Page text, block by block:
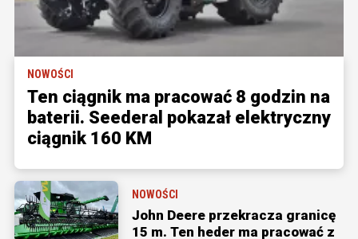
NOWOŚCI
Ten ciągnik ma pracować 8 godzin na
baterii. Seederal pokazał elektryczny
ciągnik 160 KM
NOWOŚCI
John Deere przekracza granicę
15 m. Ten heder ma pracować z